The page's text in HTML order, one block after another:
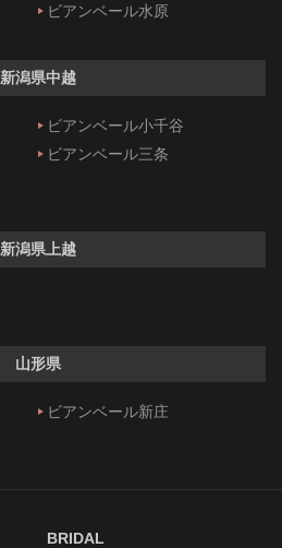
ビアンベール水原
新潟県中越
ビアンベール小千谷
ビアンベール三条
新潟県上越
山形県
ビアンベール新庄
BRIDAL